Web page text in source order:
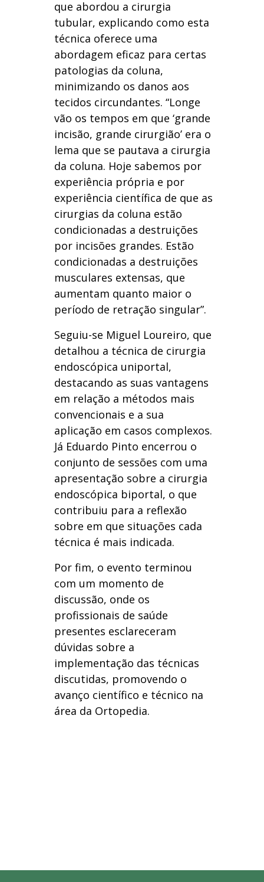
que abordou a cirurgia
tubular, explicando como esta
técnica oferece uma
abordagem eficaz para certas
patologias da coluna,
minimizando os danos aos
tecidos circundantes. “Longe
vão os tempos em que ‘grande
incisão, grande cirurgião’ era o
lema que se pautava a cirurgia
da coluna. Hoje sabemos por
experiência própria e por
experiência científica de que as
cirurgias da coluna estão
condicionadas a destruições
por incisões grandes. Estão
condicionadas a destruições
musculares extensas, que
aumentam quanto maior o
período de retração singular”.
Seguiu-se Miguel Loureiro, que
detalhou a técnica de cirurgia
endoscópica uniportal,
destacando as suas vantagens
em relação a métodos mais
convencionais e a sua
aplicação em casos complexos.
Já Eduardo Pinto encerrou o
conjunto de sessões com uma
apresentação sobre a cirurgia
endoscópica biportal, o que
contribuiu para a reflexão
sobre em que situações cada
técnica é mais indicada.
Por fim, o evento terminou
com um momento de
discussão, onde os
profissionais de saúde
presentes esclareceram
dúvidas sobre a
implementação das técnicas
discutidas, promovendo o
avanço científico e técnico na
área da Ortopedia.